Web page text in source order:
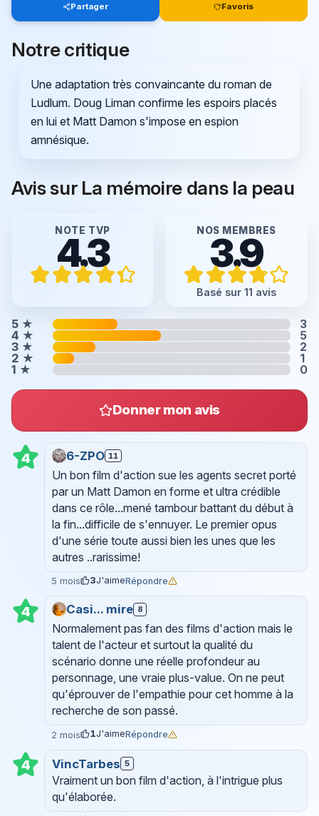
Partager Favoris
Notre critique
Une adaptation très convaincante du roman de
Ludlum. Doug Liman confirme les espoirs placés
en lui et Matt Damon s'impose en espion
amnésique.
Avis sur La mémoire dans la peau
NOTE TVP
4.3 NOS MEMBRES
3.9
Basé sur 11 avis
5 ★
3
4 ★
5
3 ★
2
2 ★
1
1 ★ 0
Donner mon avis
4 6-ZPO 11
Un bon film d'action sue les agents secret porté
par un Matt Damon en forme et ultra crédible
dans ce rôle...mené tambour battant du début à
la fin...difficile de s'ennuyer. Le premier opus
d'une série toute aussi bien les unes que les
autres ..rarissime!
5 mois 3J'aimeRépondre
4 Casi... mire 8
Normalement pas fan des films d'action mais le
talent de l'acteur et surtout la qualité du
scénario donne une réelle profondeur au
personnage, une vraie plus-value. On ne peut
qu'éprouver de l'empathie pour cet homme à la
recherche de son passé.
2 mois 1J'aimeRépondre
4 VincTarbes 5
Vraiment un bon film d'action, à l'intrigue plus
qu'élaborée.